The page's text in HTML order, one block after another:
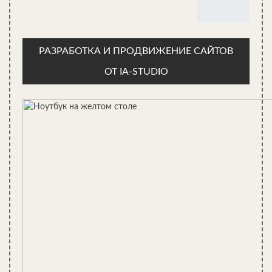
В некоторых случаях установка электропроводки в
парилке связана даже с большими трудностями, чем
просто монтаж окна.
Во-вторых, появляется возможность использования
наиболее эффективного метода разовой вентиляции
парилки — залпового проветривания. Кроме того, окно в
Где устанавливать окно? Высота от
полоков и от пола.
Окно может стать источником значительных теплопотерь и
препятствием для естественной циркуляции потоков горячего
РАЗРАБОТКА И ПРОДВИЖЕНИЕ САЙТОВ
ОТ IA-STUDIO